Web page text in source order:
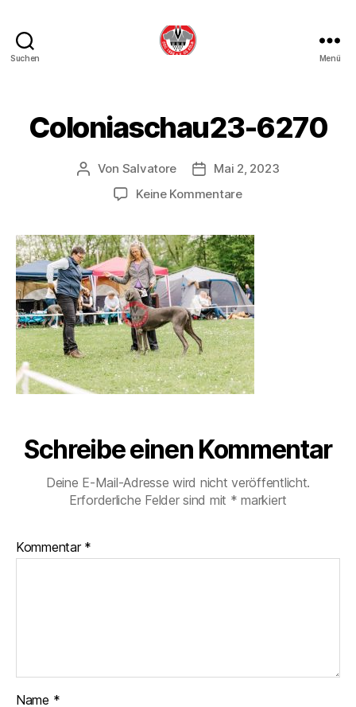
Suchen Menü
Coloniaschau23-6270
Beitragsautor
Von Salvatore Beitragsdatum
Mai 2, 2023
Keine Kommentarezu
Schreibe einen Kommentar
Deine E-Mail-Adresse wird nicht veröffentlicht.
Erforderliche Felder sind mit * markiert
Kommentar *
Name *